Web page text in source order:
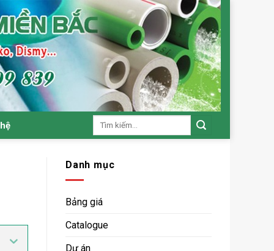
Tìm
Danh mục
Bảng giá
Catalogue
Dự án